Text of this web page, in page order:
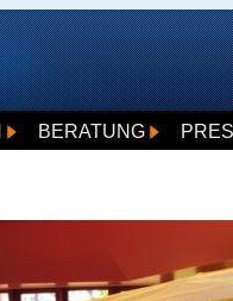
BERATUNG